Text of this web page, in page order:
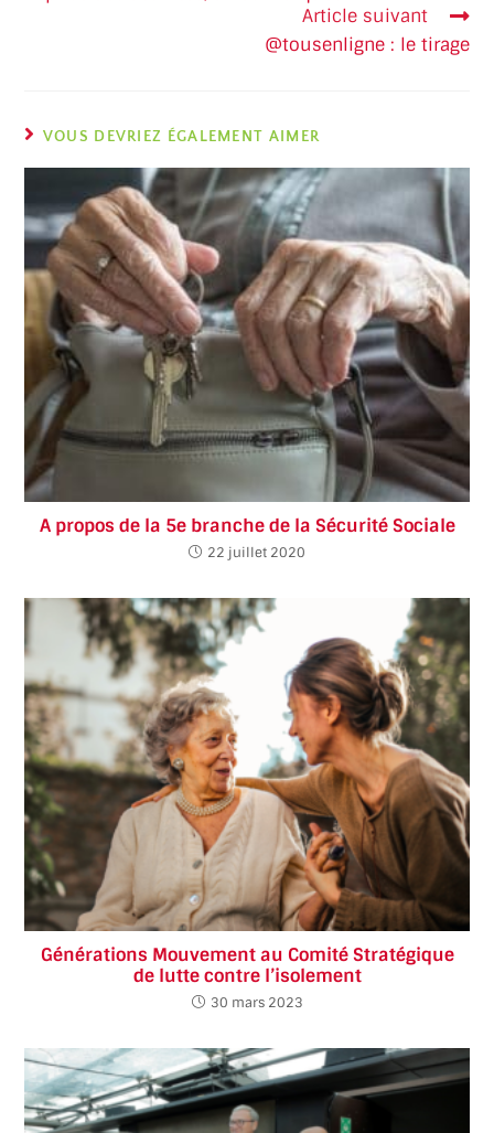
Article suivant
@tousenligne : le tirage
VOUS DEVRIEZ ÉGALEMENT AIMER
A propos de la 5e branche de la Sécurité Sociale
22 juillet 2020
Générations Mouvement au Comité Stratégique
de lutte contre l’isolement
30 mars 2023